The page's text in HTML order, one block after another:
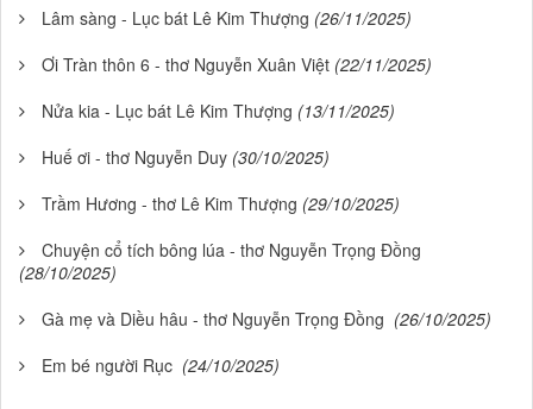
Lâm sàng - Lục bát Lê Kim Thượng (26/11/2025)
Ơi Tràn thôn 6 - thơ Nguyễn Xuân Việt (22/11/2025)
Nửa kia - Lục bát Lê Kim Thượng (13/11/2025)
Huế ơi - thơ Nguyễn Duy (30/10/2025)
Trầm Hương - thơ Lê Kim Thượng (29/10/2025)
Chuyện cổ tích bông lúa - thơ Nguyễn Trọng Đồng
(28/10/2025)
Gà mẹ và Diều hâu - thơ Nguyễn Trọng Đồng (26/10/2025)
Em bé người Rục (24/10/2025)